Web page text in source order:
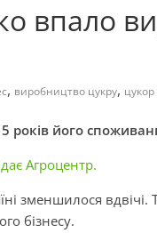
впало
, виробництво цукру, цукор
років його
Агроцентр.
зменшилося
бізнесу.